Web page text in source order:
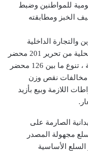
للمواطنين وضبط
الخبز ومطابقته
والتجارة الداخلية
بالمنوفية وبالتعاون مع رؤساء الوحدات المحلية من تحرير 201 محضر
تمويني متنوع خلال يومي الخميس والجمعة ، تنوع ما بين 126 محضر
لوجود مخالفات نقص وزن
اللازمة وبيع بأزيد
الصارمة على
مجهولة المصدر
السلع الأساسية